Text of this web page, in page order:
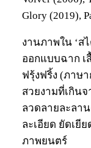
Glory (2019),
งานภาพใน ‘ส
ออกแบบฉาก
ฟรุ้งฟริ้ง (ภาษ
สวยงามที่เกินจ
ลวดลายละลา
ละเอียด ยัดเยี
ภาพยนตร์